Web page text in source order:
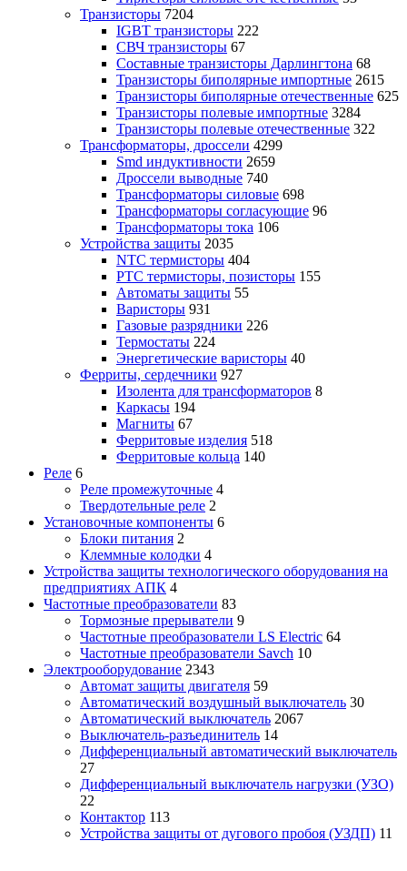
Транзисторы 7204
IGBT транзисторы 222
СВЧ транзисторы 67
Составные транзисторы Дарлингтона 68
Транзисторы биполярные импортные 2615
Транзисторы биполярные отечественные 625
Транзисторы полевые импортные 3284
Транзисторы полевые отечественные 322
Трансформаторы, дроссели 4299
Smd индуктивности 2659
Дроссели выводные 740
Трансформаторы силовые 698
Трансформаторы согласующие 96
Трансформаторы тока 106
Устройства защиты 2035
NTC термисторы 404
PTC термисторы, позисторы 155
Автоматы защиты 55
Варисторы 931
Газовые разрядники 226
Термостаты 224
Энергетические варисторы 40
Ферриты, сердечники 927
Изолента для трансформаторов 8
Каркасы 194
Магниты 67
Ферритовые изделия 518
Ферритовые кольца 140
Реле 6
Реле промежуточные 4
Твердотельные реле 2
Установочные компоненты 6
Блоки питания 2
Клеммные колодки 4
Устройства защиты технологического оборудования на
предприятиях АПК 4
Частотные преобразователи 83
Тормозные прерыватели 9
Частотные преобразователи LS Electric 64
Частотные преобразователи Savch 10
Электрооборудование 2343
Автомат защиты двигателя 59
Автоматический воздушный выключатель 30
Автоматический выключатель 2067
Выключатель-разъединитель 14
Дифференциальный автоматический выключатель
27
Дифференциальный выключатель нагрузки (УЗО)
22
Контактор 113
Устройства защиты от дугового пробоя (УЗДП) 11